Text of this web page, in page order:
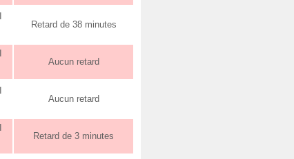
Retard de 38 minutes
Aucun retard
Aucun retard
Retard de 3 minutes